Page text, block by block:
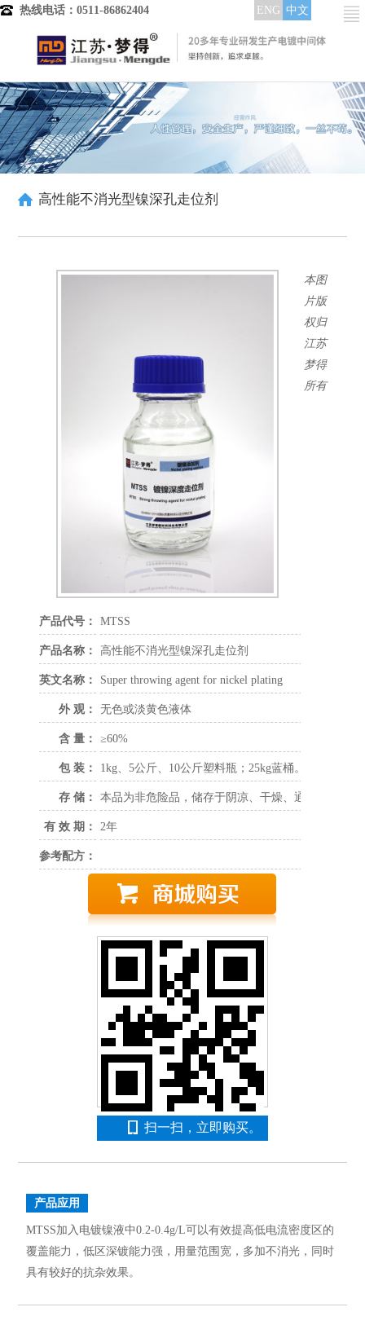
热线电话：0511-86862404 ENG 中文
首页
产品分类
电镀中间体
镀铜中间体
低区走位剂
辅助及走位剂
镀镍添加剂
镀铬添加剂
镀锌添加剂
镀锡添加剂
精细化学品
联系方式
高性能不消光型镍深孔走位剂
本图
片版
权归
江苏
梦得
所有
产品代号： MTSS
产品名称： 高性能不消光型镍深孔走位剂
英文名称： Super throwing agent for nickel plating
外 观： 无色或淡黄色液体
含 量： ≥60%
包 装： 1kg、5公斤、10公斤塑料瓶；25kg蓝桶。
存 储： 本品为非危险品，储存于阴凉、干燥、通风的区域。
有 效 期： 2年
参考配方：
扫一扫，立即购买。
产品应用
MTSS加入电镀镍液中0.2-0.4g/L可以有效提高低电流密度区的
覆盖能力，低区深镀能力强，用量范围宽，多加不消光，同时
具有较好的抗杂效果。